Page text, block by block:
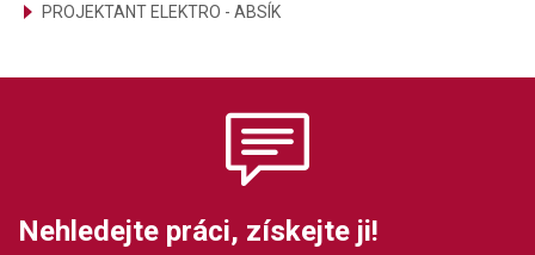
PROJEKTANT ELEKTRO - ABSÍK
Nehledejte práci, získejte ji!